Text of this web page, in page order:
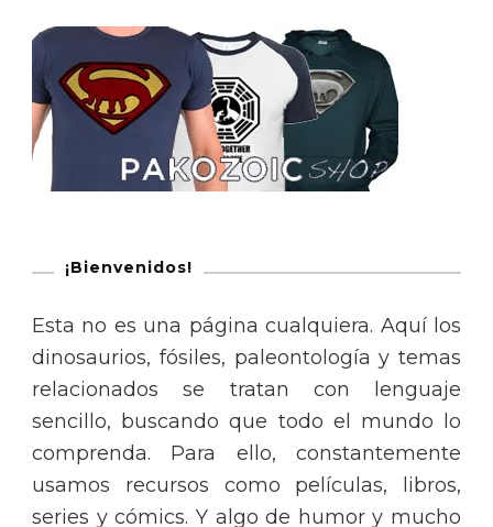
¡Bienvenidos!
Esta no es una página cualquiera. Aquí los
dinosaurios, fósiles, paleontología y temas
relacionados se tratan con lenguaje
sencillo, buscando que todo el mundo lo
comprenda. Para ello, constantemente
usamos recursos como películas, libros,
series y cómics. Y algo de humor y mucho